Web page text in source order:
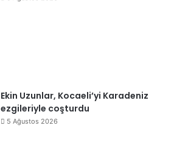
Ekin Uzunlar, Kocaeli’yi Karadeniz
ezgileriyle coşturdu
5 Ağustos 2026